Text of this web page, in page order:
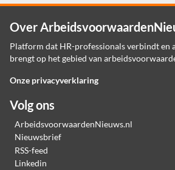
Over
Platform dat HR-professionals verbindt en
brengt op het gebied van
Onze privacyverklaring
Volg ons
ArbeidsvoorwaardenNieuws.nl
Nieuwsbrief
RSS-feed
Linkedin